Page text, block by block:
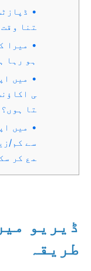
تنا
میرا
ہو رہا
ی
تا ہوں؟
سے کم/
مع کر
ڈیریو
طریقہ